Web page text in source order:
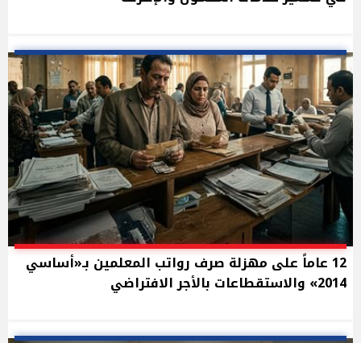
12 عاماً على مهزلة صرف رواتب المعلمين بـ«أساسي
2014» والاستقطاعات بالأجر الافتراضي